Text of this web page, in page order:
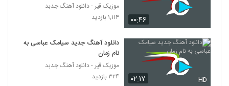
دانلود آهنگ امیرحسین میرعلایی رد شد
(Amirhosein Miralaei Rad Shod)
۲۲۱ بازدید
253
دانلود آهنگ امید عزیزخانی تو بری
۲۰۸ بازدید
۰۰:۴۶
موزیک قیر - دانلود آهنگ جدبد
۱,۱۱۴ بازدید
۰۲:۱۷ HD
دانلود آهنگ جدید سیامک عباسی به
نام زمان
موزیک قیر - دانلود آهنگ جدبد
۳۲۴ بازدید